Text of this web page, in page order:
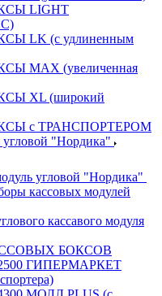
LIGHT
LK (с удлиненным
MAX (увеличенная
XL (широкий
с ТРАНСПОРТЕРОМ
"Нордика"
угловой "Нордика"
кассовых модулей
кассавого модуля
БОКСОВ
2500 ГИПЕРМАРКЕТ